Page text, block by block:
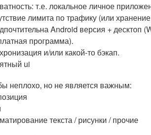
т.е. локальное личное
лимита по трафику (или
Android версия + десктоп
программа).
и/или какой-то бэкап.
ui
неплохо, но не является важным:
текста / рисунки / прочие